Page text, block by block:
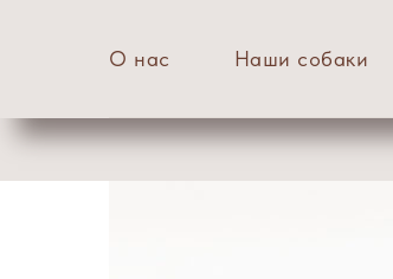
О нас Наши собаки